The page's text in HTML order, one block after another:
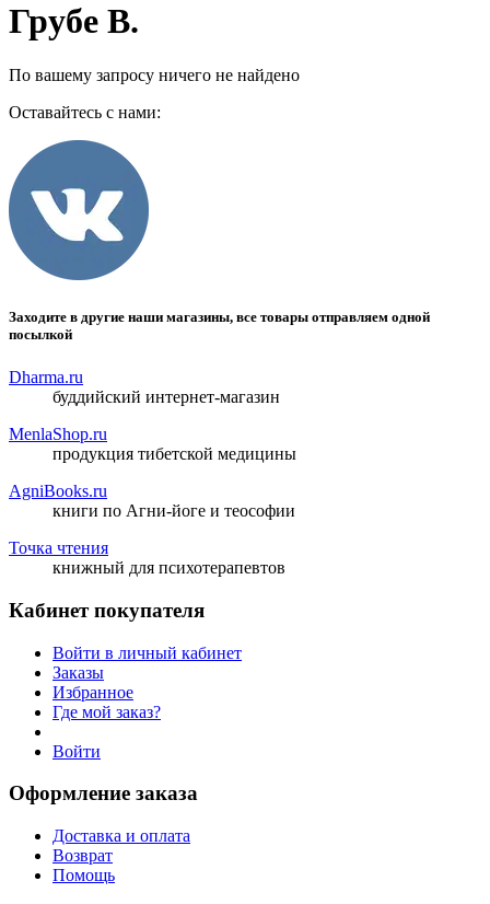
Грубе В.
По вашему запросу ничего не найдено
Оставайтесь с нами:
Заходите в другие наши магазины, все товары отправляем одной
посылкой
Dharma.ru
буддийский интернет-магазин
MenlaShop.ru
продукция тибетской медицины
AgniBooks.ru
книги по Агни-йоге и теософии
Точка чтения
книжный для психотерапевтов
Кабинет покупателя
Войти в личный кабинет
Заказы
Избранное
Где мой заказ?
Войти
Оформление заказа
Доставка и оплата
Возврат
Помощь